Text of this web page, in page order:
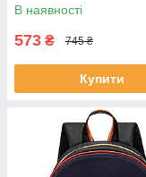
В наявності
573 ₴ 745 ₴
Купити